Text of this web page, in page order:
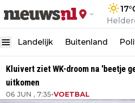
17
Landelijk Buitenland
Kluivert ziet WK-droom na 'beetje
uitkomen
06 JUN , 7:35•VOETBAL